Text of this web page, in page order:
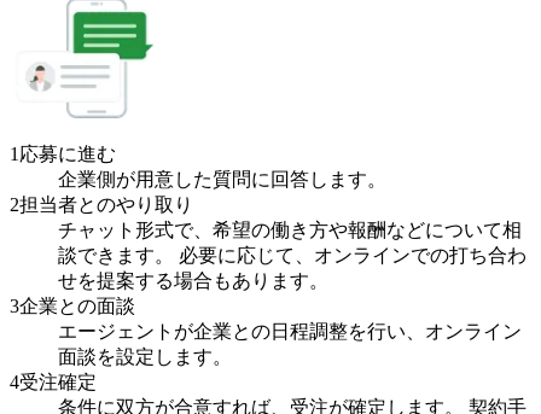
1 応募に進む
企業側が用意した質問に回答します。
2担当者とのやり取り
チャット形式で、希望の働き方や報酬などについて相
談できます。 必要に応じて、オンラインでの打ち合わ
せを提案する場合もあります。
3企業との面談
エージェントが企業との日程調整を行い、オンライン
面談を設定します。
4受注確定
条件に双方が合意すれば、受注が確定します。 契約手